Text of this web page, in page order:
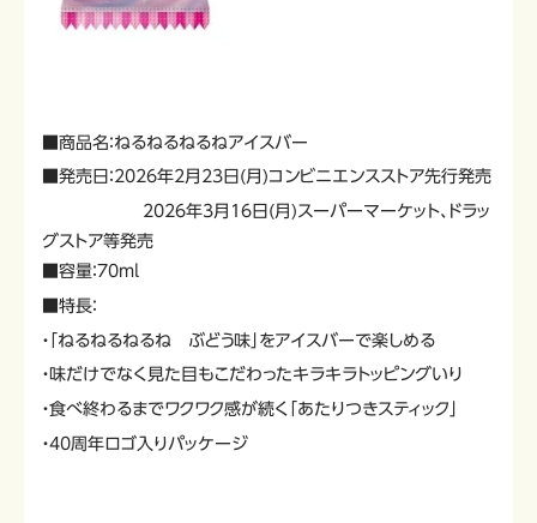
■商品名：ねるねるねるねアイスバー
■発売日：2026年2月23日(月)コンビニエンスストア先行発売
2026年3月16日(月)スーパーマーケット、ドラッ
グストア等発売
■容量：70ml
■特長：
・「ねるねるねるね ぶどう味」をアイスバーで楽しめる
・味だけでなく見た目もこだわったキラキラトッピングいり
・食べ終わるまでワクワク感が続く「あたりつきスティック」
・40周年ロゴ入りパッケージ